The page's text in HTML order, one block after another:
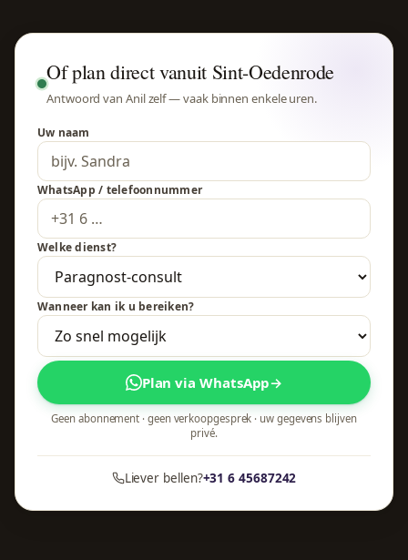
Of plan direct vanuit Sint-Oedenrode
Antwoord van Anil zelf — vaak binnen enkele uren.
Uw naam
WhatsApp / telefoonnummer
Welke dienst?
Wanneer kan ik u bereiken?
Plan via WhatsApp→
Geen abonnement · geen verkoopgesprek · uw gegevens blijven
privé.
Liever bellen?+31 6 45687242